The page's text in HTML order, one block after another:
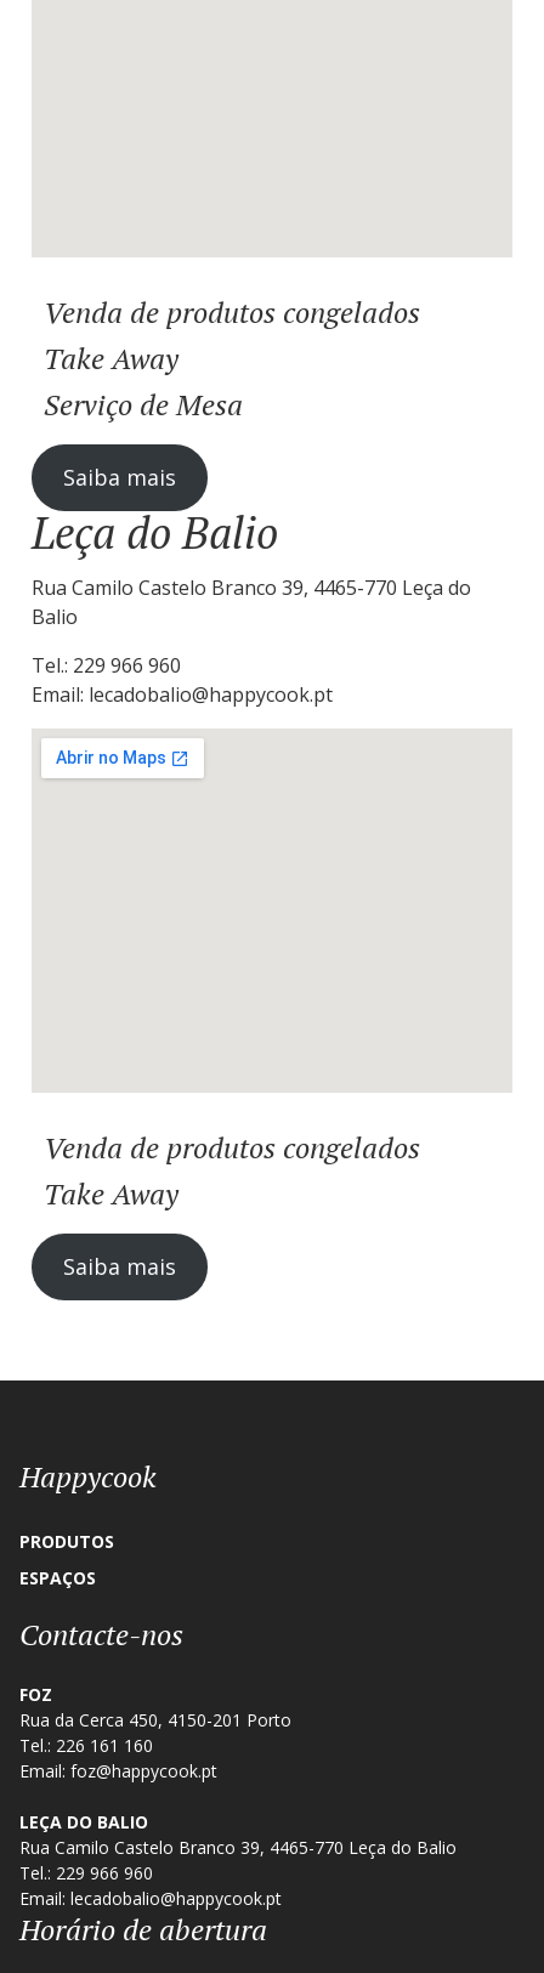
Venda de produtos congelados
Take Away
Serviço de Mesa
Saiba mais
Leça do Balio
Rua Camilo Castelo Branco 39, 4465-770 Leça do
Balio
Tel.: 229 966 960
Email: lecadobalio@happycook.pt
Venda de produtos congelados
Take Away
Saiba mais
Happycook
PRODUTOS
ESPAÇOS
Contacte-nos
FOZ
Rua da Cerca 450, 4150-201 Porto
Tel.: 226 161 160
Email: foz@happycook.pt
LEÇA DO BALIO
Rua Camilo Castelo Branco 39, 4465-770 Leça do Balio
Tel.: 229 966 960
Email: lecadobalio@happycook.pt
Horário de abertura